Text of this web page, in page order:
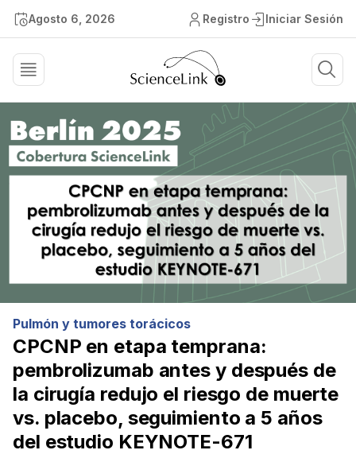
Agosto 6, 2026 Registro Iniciar Sesión
Pulmón y tumores torácicos
CPCNP en etapa temprana:
pembrolizumab antes y después de
la cirugía redujo el riesgo de muerte
vs. placebo, seguimiento a 5 años
del estudio KEYNOTE-671